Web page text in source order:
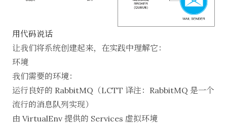
用代码说话
让我们将系统创建起来，在实践中理解它：
环境
我们需要的环境：
运行良好的 RabbitMQ（LCTT 译注： RabbitMQ 是一个
流行的消息队列实现）
由 VirtualEnv 提供的 Services 虚拟环境